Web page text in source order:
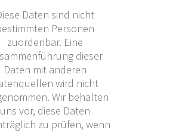
Daten sind nicht
Personen
zuordenbar. Eine
dieser
Daten mit anderen
wird nicht
Wir behalten
uns vor, diese Daten
zu prüfen, wenn